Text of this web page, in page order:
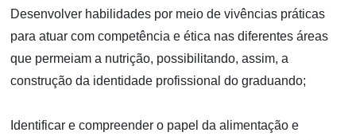
Desenvolver habilidades por meio de vivências práticas
para atuar com competência e ética nas diferentes áreas
que permeiam a nutrição, possibilitando, assim, a
construção da identidade profissional do graduando;
Identificar e compreender o papel da alimentação e